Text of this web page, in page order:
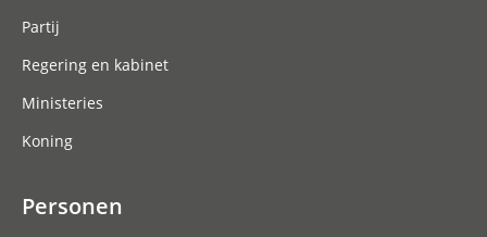
Partij
Regering en kabinet
Ministeries
Koning
Personen